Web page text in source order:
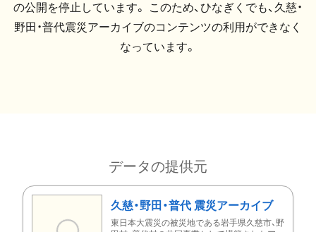
の公開を停止しています。 このため、ひなぎくでも、久慈・
野田・普代震災アーカイブのコンテンツの利用ができなく
なっています。
データの提供元
久慈・野田・普代 震災アーカイブ
東日本大震災の被災地である岩手県久慈市、野